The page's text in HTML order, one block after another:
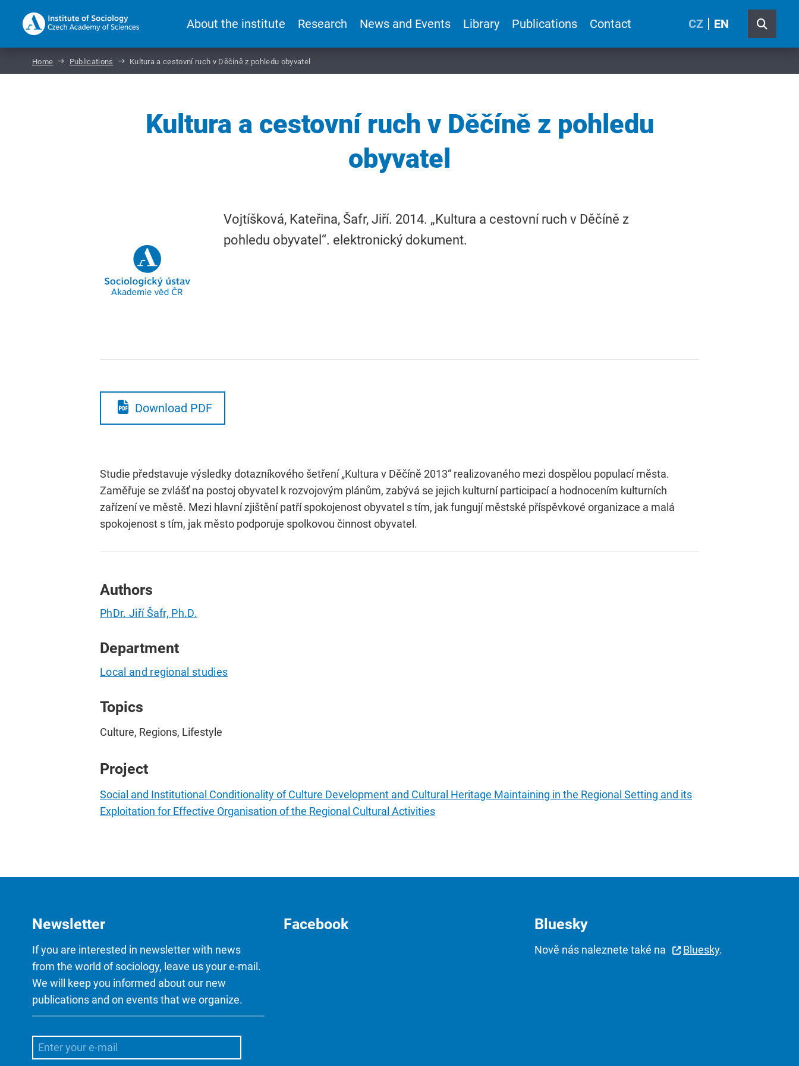
About the institute Research News and Events Library Publications Contact CZ EN
Home Publications Kultura a cestovní ruch v Děčíně z pohledu obyvatel
Kultura a cestovní ruch v Děčíně z pohledu
obyvatel
Vojtíšková, Kateřina, Šafr, Jiří. 2014. „Kultura a cestovní ruch v Děčíně z
pohledu obyvatel“. elektronický dokument.
Download PDF
Studie představuje výsledky dotazníkového šetření „Kultura v Děčíně 2013“ realizovaného mezi dospělou populací města.
Zaměřuje se zvlášť na postoj obyvatel k rozvojovým plánům, zabývá se jejich kulturní participací a hodnocením kulturních
zařízení ve městě. Mezi hlavní zjištění patří spokojenost obyvatel s tím, jak fungují městské příspěvkové organizace a malá
spokojenost s tím, jak město podporuje spolkovou činnost obyvatel.
Authors
PhDr. Jiří Šafr, Ph.D.
Department
Local and regional studies
Topics
Culture, Regions, Lifestyle
Project
Social and Institutional Conditionality of Culture Development and Cultural Heritage Maintaining in the Regional Setting and its
Exploitation for Effective Organisation of the Regional Cultural Activities
Newsletter
If you are interested in newsletter with news
from the world of sociology, leave us your e-mail.
We will keep you informed about our new
publications and on events that we organize.
Facebook Bluesky
Nově nás naleznete také na Bluesky.